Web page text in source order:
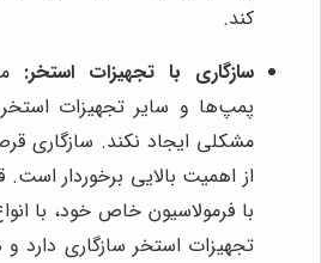
کند.
سازگاری با تجهیزات استخر:
پمپ‌ها و سایر تجهیزات
مشکلی ایجاد نکند. سازگاری
از اهمیت بالایی برخوردار است.
با فرمولاسیون خاص خود، با
تجهیزات استخر سازگاری دارد